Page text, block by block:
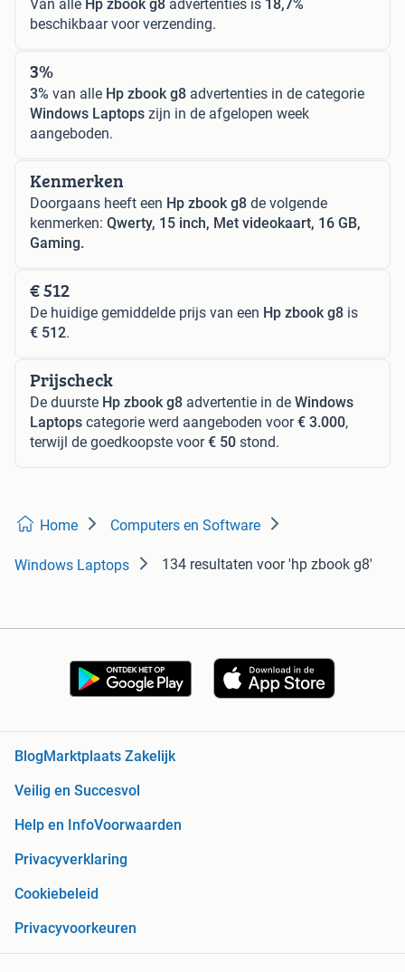
Van alle Hp zbook g8 advertenties is 18,7%
beschikbaar voor verzending.
3%
3% van alle Hp zbook g8 advertenties in de categorie
Windows Laptops zijn in de afgelopen week
aangeboden.
Kenmerken
Doorgaans heeft een Hp zbook g8 de volgende
kenmerken: Qwerty, 15 inch, Met videokaart, 16 GB,
Gaming.
€ 512
De huidige gemiddelde prijs van een Hp zbook g8 is
€ 512.
Prijscheck
De duurste Hp zbook g8 advertentie in de Windows
Laptops categorie werd aangeboden voor€ 3.000,
terwijl de goedkoopste voor€ 50 stond.
Home Computers en Software
Windows Laptops 134 resultaten voor 'hp zbook g8'
BlogMarktplaats Zakelijk
Veilig en Succesvol
Help en InfoVoorwaarden
Privacyverklaring
Cookiebeleid
Privacyvoorkeuren